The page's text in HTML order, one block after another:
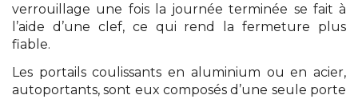
verrouillage une fois la journée terminée se fait à
l’aide d’une clef, ce qui rend la fermeture plus
fiable.
Les portails coulissants en aluminium ou en acier,
autoportants, sont eux composés d’une seule porte